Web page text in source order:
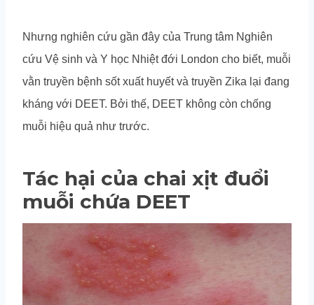
Nhưng nghiên cứu gần đây của Trung tâm Nghiên
cứu Vệ sinh và Y học Nhiệt đới London cho biết, muỗi
vằn truyền bệnh sốt xuất huyết và truyền Zika lại đang
kháng với DEET. Bởi thế, DEET không còn chống
muỗi hiệu quả như trước.
Tác hại của chai xịt đuổi
muỗi chứa DEET